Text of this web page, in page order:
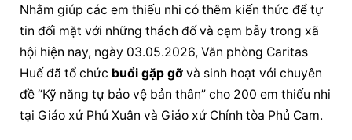
Nhằm giúp các em thiếu nhi có thêm kiến thức để tự
tin đối mặt với những thách đố và cạm bẫy trong xã
hội hiện nay, ngày 03.05.2026, Văn phòng Caritas
Huế đã tổ chức buổi gặp gỡ và sinh hoạt với chuyên
đề “Kỹ năng tự bảo vệ bản thân” cho 200 em thiếu nhi
tại Giáo xứ Phú Xuân và Giáo xứ Chính tòa Phủ Cam.